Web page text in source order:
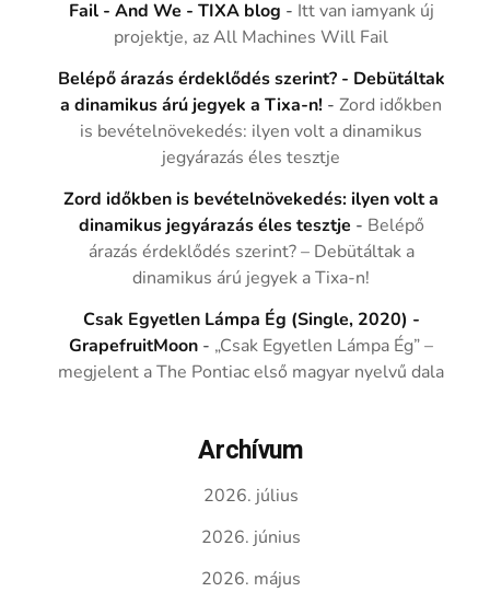
Fail - And We - TIXA blog - Itt van iamyank új
projektje, az All Machines Will Fail
Belépő árazás érdeklődés szerint? - Debütáltak
a dinamikus árú jegyek a Tixa-n! -Zord időkben
is bevételnövekedés: ilyen volt a dinamikus
jegyárazás éles tesztje
Zord időkben is bevételnövekedés: ilyen volt a
dinamikus jegyárazás éles tesztje - Belépő
árazás érdeklődés szerint? – Debütáltak a
dinamikus árú jegyek a Tixa-n!
Csak Egyetlen Lámpa Ég (Single, 2020) -
GrapefruitMoon - „Csak Egyetlen Lámpa Ég” –
megjelent a The Pontiac első magyar nyelvű dala
Archívum
2026. július
2026. június
2026. május